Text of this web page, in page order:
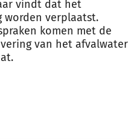
vindt dat het
worden verplaatst.
komen met de
van het afvalwater